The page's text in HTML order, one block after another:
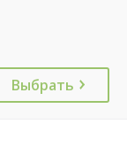
Выбрать